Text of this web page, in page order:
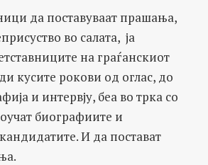
да поставуваат прашања,
во салата, ја
на граѓанскиот
кусите рокови од оглас, до
и интервју, беа во трка со
биографиите и
И да постават